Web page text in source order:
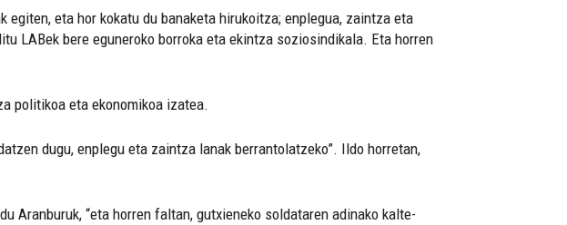
eta hor kokatu du banaketa hirukoitza; enplegua, zaintza eta
LABek bere eguneroko borroka eta ekintza soziosindikala. Eta horren
politikoa eta ekonomikoa izatea.
dugu, enplegu eta zaintza lanak berrantolatzeko”. Ildo horretan,
Aranburuk, “eta horren faltan, gutxieneko soldataren adinako kalte-